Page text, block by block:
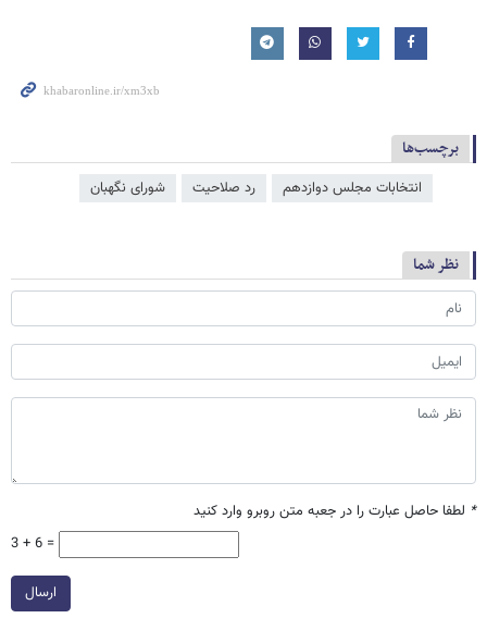
برچسب‌ها
انتخابات مجلس دوازدهم رد صلاحیت شورای نگهبان
نظر شما
* لطفا حاصل عبارت را در جعبه متن روبرو وارد کنید
3 + 6 =
ارسال